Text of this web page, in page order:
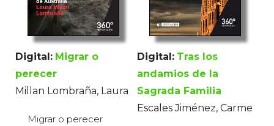
Digital: Migrar o
perecer
Millan Lombraña, Laura
Migrar o perecer
Digital: Tras los
andamios de la
Sagrada Familia
Escales Jiménez, Carme